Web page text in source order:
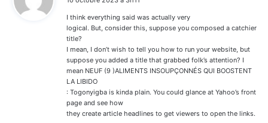
t
:
I think everything said was actually very
logical. But, consider this, suppose you composed a catchier
title?
I mean, I don’t wish to tell you how to run your website, but
suppose you added a title that grabbed folk’s attention? I
mean NEUF (9 )ALIMENTS INSOUPÇONNÉS QUI BOOSTENT
LA LIBIDO
: Togonyigba is kinda plain. You could glance at Yahoo’s front
page and see how
they create article headlines to get viewers to open the links.